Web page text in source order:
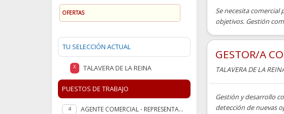
OFERTAS
TU SELECCIÓN ACTUAL
X TALAVERA DE LA REINA
PUESTOS DE TRABAJO
4 AGENTE COMERCIAL - REPRESENTANTE
Se necesita comercial
objetivos. Gestión
GESTOR/A
TALAVERA DE LA
Gestión y desarrollo
detección de nuevas